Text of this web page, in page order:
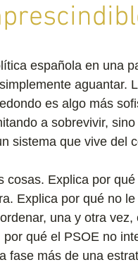
española en una
aguantar.
es algo más
a sobrevivir,
sistema que vive del
cosas. Explica por
Explica por qué no
una y otra
qué el PSOE no
fase más de una